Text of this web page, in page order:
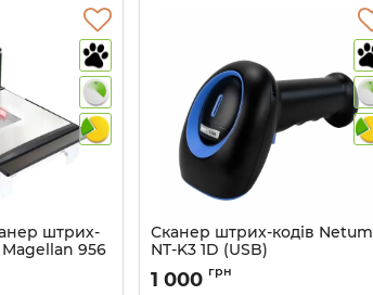
штрих-
956
Matrix та
Сканер штрих-кодів Netum
NT-K3 1D (USB)
Артикул: 841
1 000 грн